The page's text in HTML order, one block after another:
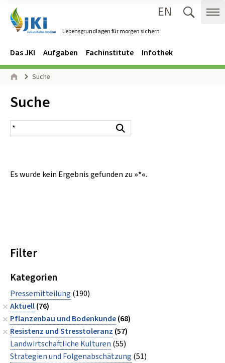
Lebensgrundlagen für morgen sichern
EN
Navigation
Hauptmenü
Das JKI Aufgaben Fachinstitute Infothek
Seitenpfad
Suche
Inhalt:
Suche
Suchergebnis
Es wurde kein Ergebnis gefunden zu »*«.
Filter
Kategorien
Pressemitteilung (190)
Aktuell(76)
Pflanzenbau und Bodenkunde(68)
Resistenz und Stresstoleranz (57)
Landwirtschaftliche Kulturen (55)
Strategien und Folgenabschätzung (51)